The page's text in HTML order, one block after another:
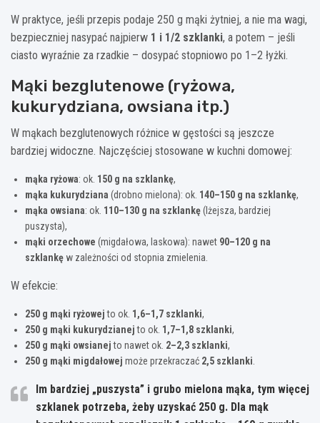
W praktyce, jeśli przepis podaje 250 g mąki żytniej, a nie ma wagi,
bezpieczniej nasypać najpierw 1 i 1/2 szklanki, a potem – jeśli
ciasto wyraźnie za rzadkie – dosypać stopniowo po 1–2 łyżki.
Mąki bezglutenowe (ryżowa,
kukurydziana, owsiana itp.)
W mąkach bezglutenowych różnice w gęstości są jeszcze
bardziej widoczne. Najczęściej stosowane w kuchni domowej:
mąka ryżowa: ok. 150 g na szklankę,
mąka kukurydziana (drobno mielona): ok. 140–150 g na szklankę,
mąka owsiana: ok. 110–130 g na szklankę(lżejsza, bardziej
puszysta),
mąki orzechowe (migdałowa, laskowa): nawet 90–120 g na
szklankę w zależności od stopnia zmielenia.
W efekcie:
250 g mąki ryżowejto ok. 1,6–1,7 szklanki,
250 g mąki kukurydzianejto ok. 1,7–1,8 szklanki,
250 g mąki owsianejto nawet ok. 2–2,3 szklanki,
250 g mąki migdałowej może przekraczać 2,5 szklanki.
Im bardziej „puszysta” i grubo mielona mąka, tym więcej
szklanek potrzeba, żeby uzyskać 250 g. Dla mąk